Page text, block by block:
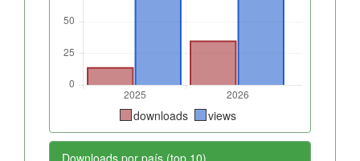
downloads views
Downloads por país (top 10)